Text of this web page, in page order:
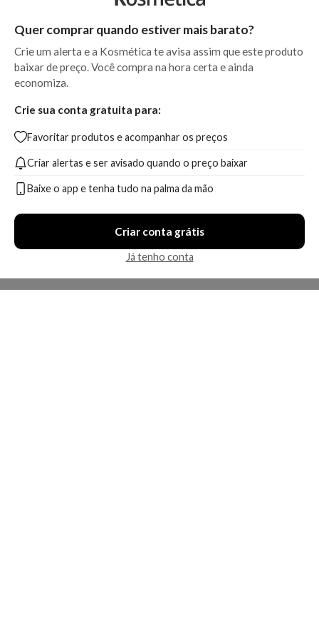
Quer comprar quando estiver mais barato?
Crie um alerta e a Kosmética te avisa assim que este produto
baixar de preço. Você compra na hora certa e ainda
economiza.
Crie sua conta gratuita para:
Favoritar produtos e acompanhar os preços
Criar alertas e ser avisado quando o preço baixar
Baixe o app e tenha tudo na palma da mão
Criar conta grátis
Já tenho conta